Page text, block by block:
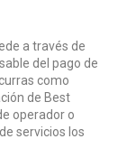
a través de
del pago de
como
de Best
operador o
servicios los